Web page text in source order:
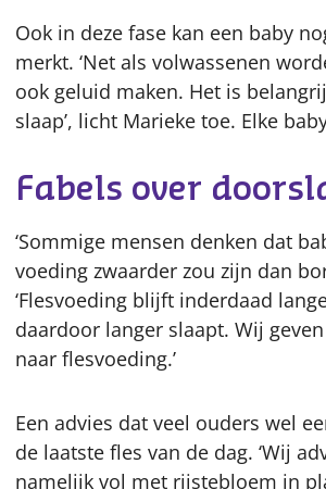
Ook in deze fase kan een baby
merkt. ‘Net als volwassenen
ook geluid maken. Het is
slaap’, licht Marieke toe. Elke
Fabels over
‘Sommige mensen denken dat
voeding zwaarder zou zijn dan
‘Flesvoeding blijft inderdaad
daardoor langer slaapt. Wij
naar flesvoeding.’
Een advies dat veel ouders wel
de laatste fles van de dag. ‘Wij
namelijk vol met rijstebloem in